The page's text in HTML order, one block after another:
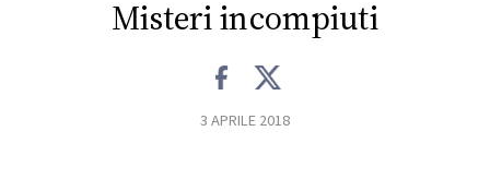
Misteri incompiuti
3 APRILE 2018